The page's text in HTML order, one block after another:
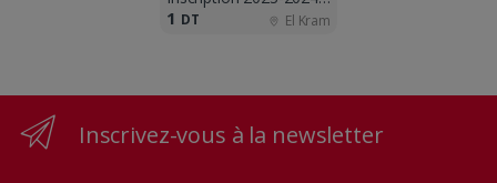
1 DT El Kram
Inscrivez-vous à la newsletter